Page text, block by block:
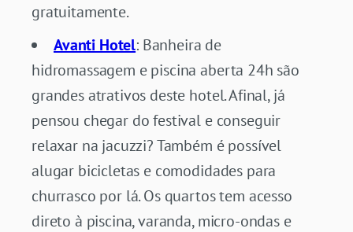
gratuitamente.
Avanti Hotel: Banheira de
hidromassagem e piscina aberta 24h são
grandes atrativos deste hotel. Afinal, já
pensou chegar do festival e conseguir
relaxar na jacuzzi? Também é possível
alugar bicicletas e comodidades para
churrasco por lá. Os quartos tem acesso
direto à piscina, varanda, micro-ondas e